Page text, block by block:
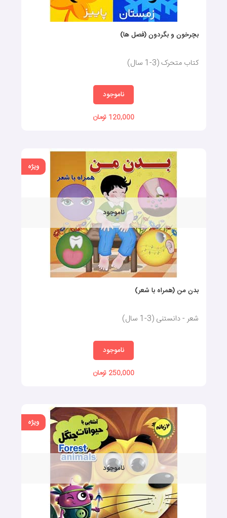
بچرخون و بگردون (فصل ها)
کتاب متحرک (3-1 سال)
ناموجود
120,000 تومان
ناموجود
ویژه
بدن من (همراه با شعر)
شعر - دانستنی (3-1 سال)
ناموجود
250,000 تومان
ناموجود
ویژه